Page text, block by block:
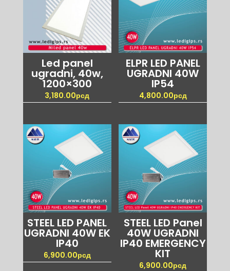
Led panel
ugradni, 40w,
1200×300
3,180.00рсд
ELPR LED PANEL
UGRADNI 40W
IP54
4,800.00рсд
STEEL LED PANEL
UGRADNI 40W EK
IP40
6,900.00рсд
STEEL LED Panel
40W UGRADNI
IP40 EMERGENCY
KIT
6,900.00рсд